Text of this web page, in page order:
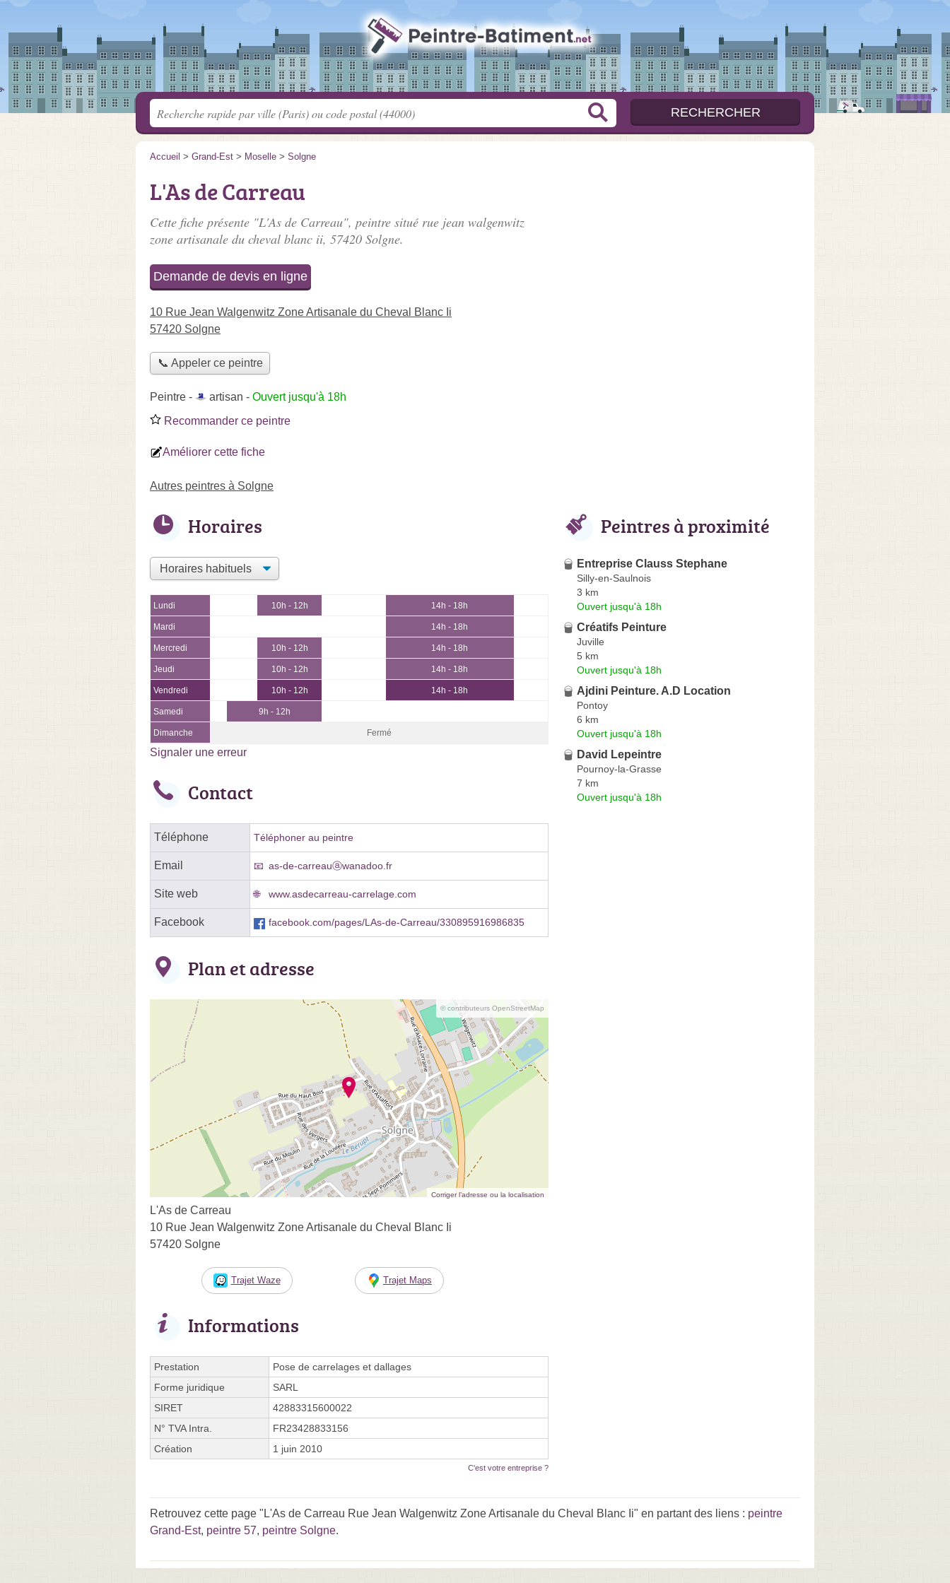
Accueil > Grand-Est > Moselle > Solgne
L'As de Carreau
Cette fiche présente "L'As de Carreau", peintre situé rue jean walgenwitz
zone artisanale du cheval blanc ii, 57420 Solgne.
Demande de devis en ligne
10 Rue Jean Walgenwitz Zone Artisanale du Cheval Blanc Ii
57420 Solgne
📞 Appeler ce peintre
Peintre - artisan - Ouvert jusqu'à 18h
Recommander ce peintre
Améliorer cette fiche
Autres peintres à Solgne
Horaires
Lundi 10h - 12h 14h - 18h
Mardi 14h - 18h
Mercredi 10h - 12h 14h - 18h
Jeudi 10h - 12h 14h - 18h
Vendredi 10h - 12h 14h - 18h
Samedi 9h - 12h
Dimanche Fermé
Signaler une erreur
Contact
Téléphone Téléphoner au peintre
Email as-de-carreauⓐwanadoo.fr
Site web www.asdecarreau-carrelage.com
Facebook facebook.com/pages/LAs-de-Carreau/330895916986835
Plan et adresse
© contributeurs OpenStreetMap
Corriger l’adresse ou la localisation
L'As de Carreau
10 Rue Jean Walgenwitz Zone Artisanale du Cheval Blanc Ii
57420 Solgne
Trajet Waze Trajet Maps
Informations
Prestation
Pose de carrelages et dallages
Forme juridique
SARL
SIRET
42883315600022
N° TVA Intra.
FR23428833156
Création
1 juin 2010
C'est votre entreprise ?
Peintres à proximité
Entreprise Clauss Stephane
Silly-en-Saulnois
3 km
Ouvert jusqu'à 18h
Créatifs Peinture
Juville
5 km
Ouvert jusqu'à 18h
Ajdini Peinture. A.D Location
Pontoy
6 km
Ouvert jusqu'à 18h
David Lepeintre
Pournoy-la-Grasse
7 km
Ouvert jusqu'à 18h
Retrouvez cette page "L'As de Carreau Rue Jean Walgenwitz Zone Artisanale du Cheval Blanc Ii" en partant des liens : peintre
Grand-Est, peintre 57, peintre Solgne.